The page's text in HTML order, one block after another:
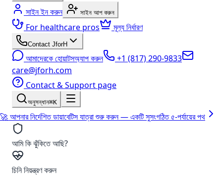
সাইন ইন করুন সাইন আপ করুন
For healthcare pros মূল্য নির্ধারণ
Contact JforH
আমাদেরকে হোয়াটসঅ্যাপ করুন
+1 (817) 290-9833
care@jforh.com
Contact & Support page
অনুসন্ধান⌘K
🚀 আপনার নির্দেশিত ডায়াবেটিস যাত্রা শুরু করুন — একটি সুসংগঠিত ৫-পর্যায়ের পথ
আমি কি ঝুঁকিতে আছি?
চিনি নিয়ন্ত্রণ করুন